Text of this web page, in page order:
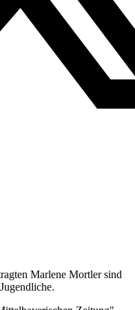
Marlene Mortler sind